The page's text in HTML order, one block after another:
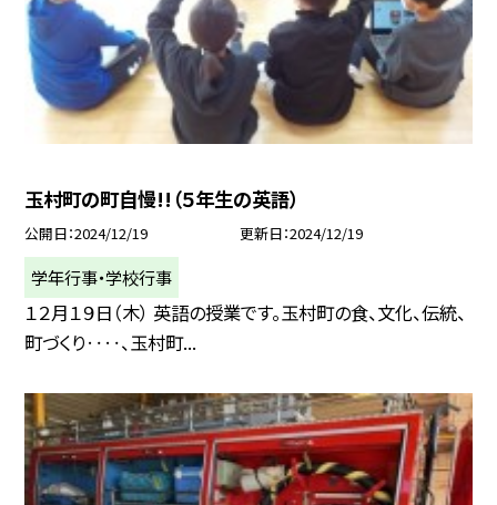
玉村町の町自慢!!（５年生の英語）
公開日 2024/12/19 更新日 2024/12/19
学年行事・学校行事
１２月１９日（木） 英語の授業です。玉村町の食、文化、伝統、
町づくり‥‥、玉村町...